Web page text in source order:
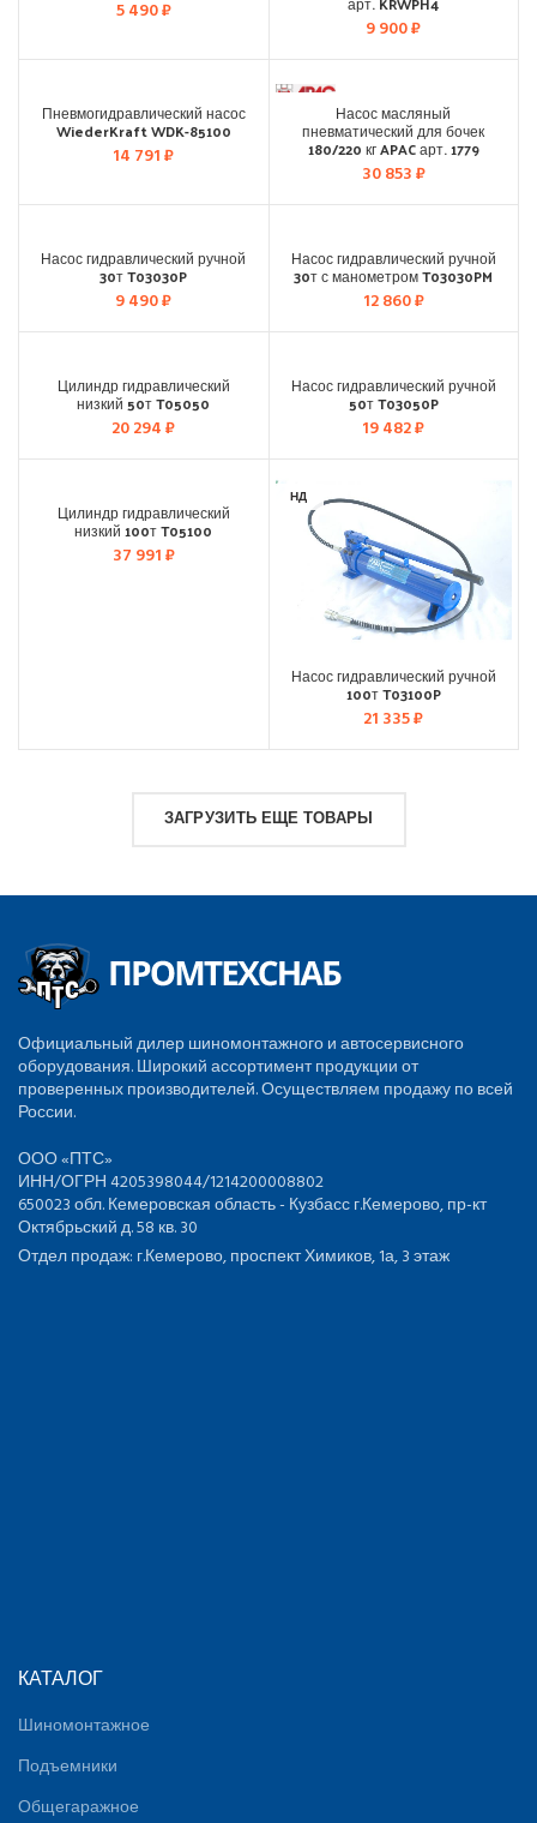
5 490₽
9 900₽
Пневмогидравлический насос
WiederKraft WDK-85100
14 791₽
Насос масляный
пневматический для бочек
180/220 кг APAC арт. 1779
30 853₽
Насос гидравлический ручной
30т T03030P
9 490₽
Насос гидравлический ручной
30т с манометром T03030PM
12 860₽
Цилиндр гидравлический
низкий 50т T05050
20 294₽
Насос гидравлический ручной
50т T03050P
19 482₽
Цилиндр гидравлический
низкий 100т T05100
37 991₽
НД
Насос гидравлический ручной
100т T03100P
21 335₽
ЗАГРУЗИТЬ ЕЩЕ ТОВАРЫ
Официальный дилер шиномонтажного и автосервисного
оборудования. Широкий ассортимент продукции от
проверенных производителей. Осуществляем продажу по всей
России.
ООО «ПТС»
ИНН/ОГРН 4205398044/1214200008802
650023 обл. Кемеровская область - Кузбасс г.Кемерово, пр-кт
Октябрьский д. 58 кв. 30
Отдел продаж: г.Кемерово, проспект Химиков, 1а, 3 этаж
КАТАЛОГ
Шиномонтажное
Подъемники
Общегаражное